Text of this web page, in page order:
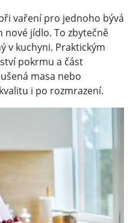
vaření pro jednoho bývá
nové jídlo. To zbytečně
v kuchyni. Praktickým
pokrmu a část
masa nebo
i po rozmrazení.